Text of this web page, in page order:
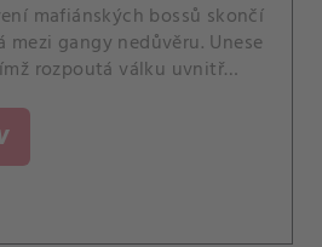
mafiánských bossů skončí
mezi gangy nedůvěru. Unese
rozpoutá válku uvnitř